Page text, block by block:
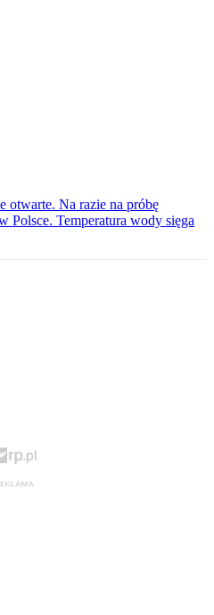
otwarte. Na razie na próbę
Polsce. Temperatura wody sięga